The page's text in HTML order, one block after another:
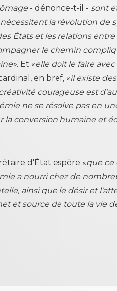
- dénonce-t-il - sont
la révolution de
États et les relations
le chemin
Et «elle doit le faire
en bref, «il existe
courageuse est
ne se résolve pas en
la conversion humaine et
d'État espère «que ce
a nourri chez de
ainsi que le désir et
et source de toute la vie